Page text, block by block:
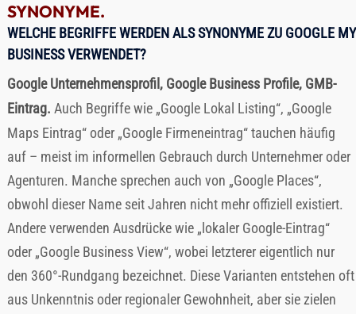
SYNONYME.
WELCHE BEGRIFFE WERDEN ALS SYNONYME ZU GOOGLE MY
BUSINESS VERWENDET?
Google Unternehmensprofil, Google Business Profile, GMB-
Eintrag. Auch Begriffe wie „Google Lokal Listing“, „Google
Maps Eintrag“ oder „Google Firmeneintrag“ tauchen häufig
auf – meist im informellen Gebrauch durch Unternehmer oder
Agenturen. Manche sprechen auch von „Google Places“,
obwohl dieser Name seit Jahren nicht mehr offiziell existiert.
Andere verwenden Ausdrücke wie „lokaler Google-Eintrag“
oder „Google Business View“, wobei letzterer eigentlich nur
den 360°-Rundgang bezeichnet. Diese Varianten entstehen oft
aus Unkenntnis oder regionaler Gewohnheit, aber sie zielen